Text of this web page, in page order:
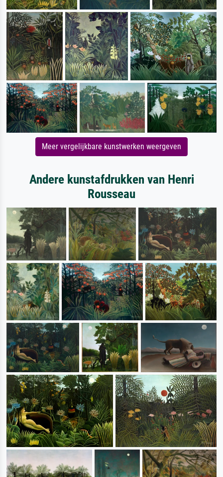
Meer vergelijkbare kunstwerken weergeven
Andere kunstafdrukken van Henri
Rousseau